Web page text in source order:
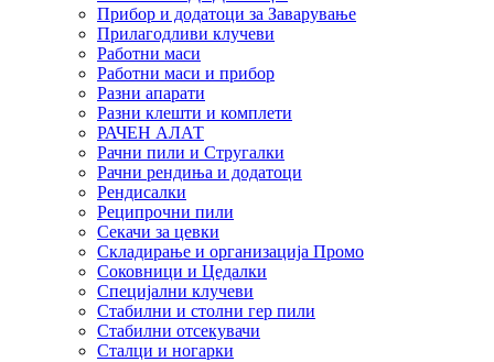
Прибор и додатоци за Заварување
Прилагодливи клучеви
Работни маси
Работни маси и прибор
Разни апарати
Разни клешти и комплети
РАЧЕН АЛАТ
Рачни пили и Стругалки
Рачни рендиња и додатоци
Рендисалки
Реципрочни пили
Секачи за цевки
Складирање и организација Промо
Соковници и Цедалки
Специјални клучеви
Стабилни и столни гер пили
Стабилни отсекувачи
Сталци и ногарки